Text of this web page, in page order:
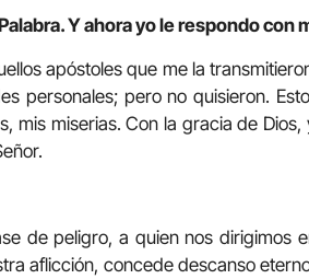
Y ahora yo le respondo con
apóstoles que me la
personales; pero no quisieron.
mis miserias. Con la gracia de
de peligro, a quien nos dirigimos
aflicción, concede descanso